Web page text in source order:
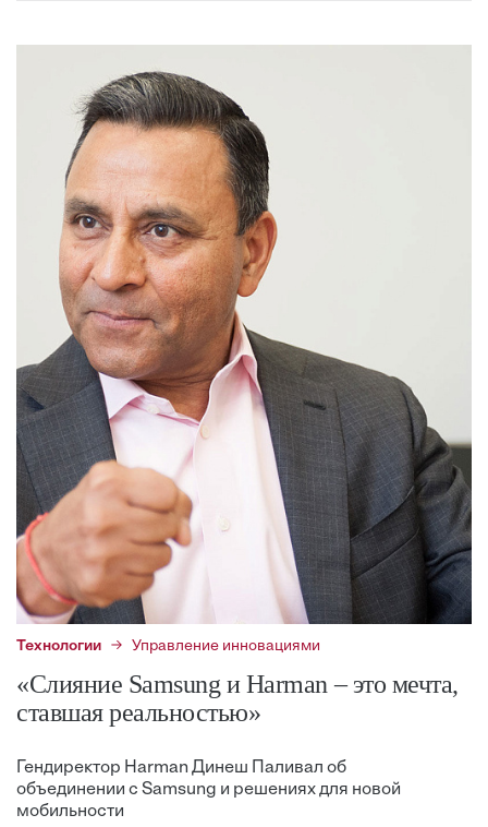
Технологии Управление инновациями
«Слияние Samsung и Harman – это мечта,
ставшая реальностью»
Гендиректор Harman Динеш Паливал об
объединении с Samsung и решениях для новой
мобильности